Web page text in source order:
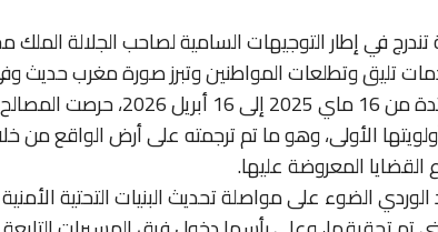
تندرج في إطار التوجيهات السامية لصاحب الجلالة
تليق وتطلعات المواطنين وتبرز صورة مغرب حديث
وأكد أنه خلال الفترة الممتدة من 16
الأولى، وهو ما تم ترجمته على أرض الواقع من
الضوء على مواصلة تحديث البنيات التحتية